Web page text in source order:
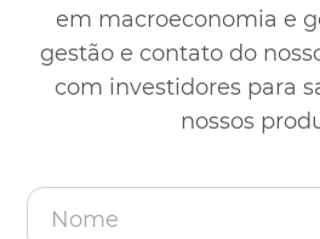
em macroeconomia e
gestão e contato do
com investidores para
nossos
Nome